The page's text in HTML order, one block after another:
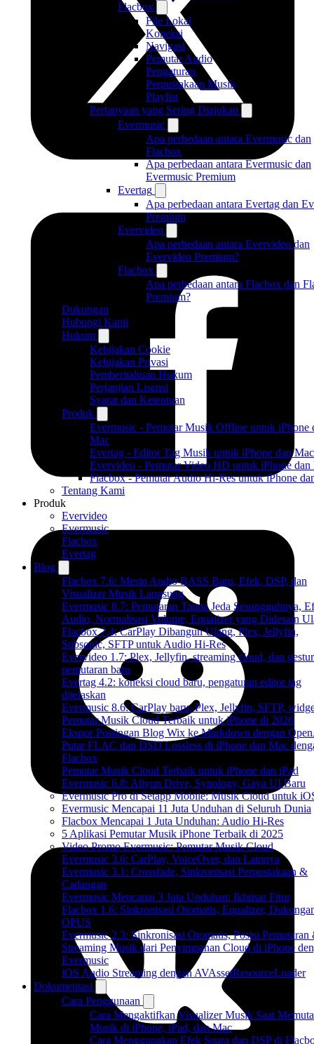
Flacbox
File Lokal
Koneksi
Navigasi
Pemutar Audio
Pengaturan
Perpustakaan Musik
Playlist
Pertanyaan yang Sering Diajukan
Evermusic
Apa perbedaan antara Evermusic dan
Flacbox
Apa perbedaan antara Evermusic dan
Evermusic Premium
Evertag
Apa perbedaan antara Evertag dan
Premium
Evervideo
Apa perbedaan antara Evervideo dan
Evervideo Premium?
Flacbox
Apa perbedaan antara Flacbox dan
Premium?
Dukungan
Hubungi Kami
Hukum
Kebijakan Cookie
Kebijakan Privasi
Pemberitahuan Hukum
Perjanjian Lisensi
Syarat dan Ketentuan
Produk
Evermusic - Pemutar Musik Offline untuk iPhone
Mac
Evertag - Editor Tag Musik untuk iPhone dan Mac
Evervideo - Pemutar Video HD untuk iPhone dan
Flacbox - Pemutar Audio Hi-Res untuk iPhone
Tentang Kami
Produk
Evervideo
Evermusic
Flacbox
Evertag
Blog
Flacbox 7.6: Mesin Audio BASS Baru, Efek, DSP, dan
Visualizer Musik Langsung
Evermusic 8.7: Pemutaran Tanpa Jeda Sesungguhnya,
Audio, Normalisasi Volume, Equalizer yang Didesain
Flacbox 7.4: CarPlay Dibangun Ulang, Plex, Jellyfin,
Subsonic, SFTP untuk Audio Hi-Res
Evervideo 1.7: Plex, Jellyfin, streaming cloud, dan gestur
pemutaran baru
Evertag 4.2: koneksi cloud baru, pengaturan editor tag
dijelaskan
Evermusic 8.6: CarPlay baru, Plex, Jellyfin, SFTP,
Pemutar Musik Cloud Terbaik untuk iPhone di 2026
Ekspor Postingan Blog Wix ke Markdown dengan
Putar FLAC dan DSD Lossless di iPhone dan Mac
Flacbox
Pemutar Musik Cloud Terbaik untuk iPhone dan iPad
Evermusic 6.8: Aliyun Drive, Synology, Gaya UI Baru
Evermusic Pro di Setapp Mobile: Musik Cloud untuk
Evermusic Mencapai 11 Juta Unduhan di Seluruh Dunia
Flacbox Mencapai 1 Juta Unduhan: Audio Hi-Res
5 Aplikasi Pemutar Musik iPhone Terbaik di 2025
Video Promo Evermusic: Pemutar Musik Cloud
Evermusic 3.6: CarPlay, VoiceOver, dan Lainnya
Evermusic 3.1: Crossfade, Sinkronisasi Perpustakaan &
Cadangan
Evermusic Mencapai 3 Juta Unduhan: Ikhtisar Fitur
Flacbox 1.6: Sinkronisasi Otomatis, Equalizer,
OPUS
Evermusic 2.3: Sinkronisasi Otomatis, Posisi Pemutaran
Streaming Musik dari Penyimpanan Cloud di iPhone
Evermusic
iOS Audio Streaming dengan AVAssetResourceLoader
Dokumentasi
Cara Penggunaan
Cara Mengaktifkan Visualizer Musik Saat
Musik di iPhone, iPad, dan Mac
Cara Menggunakan Efek Suara dan DSP di